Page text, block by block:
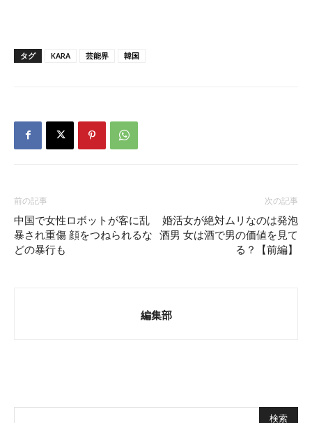
タグ KARA 芸能界 韓国
前の記事
中国で女性ロボットが客に乱
暴され重傷 顔をつねられるな
どの暴行も
次の記事
婚活女が絶対ムリなのは発泡
酒男 女は酒で男の価値を見て
る？【前編】
編集部